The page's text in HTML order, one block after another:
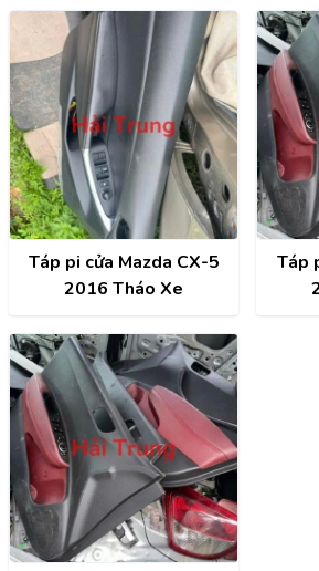
Táp pi cửa Mazda CX-5
2016 Tháo Xe
Táp